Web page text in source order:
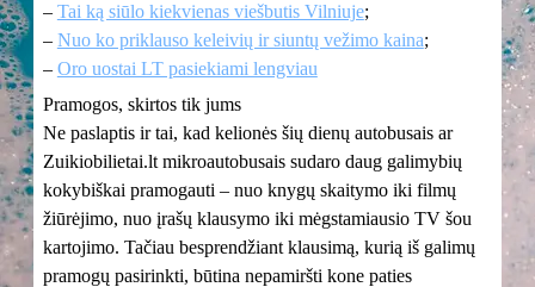
– Tai ką siūlo kiekvienas viešbutis Vilniuje;
– Nuo ko priklauso keleivių ir siuntų vežimo kaina;
– Oro uostai LT pasiekiami lengviau
Pramogos, skirtos tik jums
Ne paslaptis ir tai, kad kelionės šių dienų autobusais ar
Zuikiobilietai.lt mikroautobusais sudaro daug galimybių
kokybiškai pramogauti – nuo knygų skaitymo iki filmų
žiūrėjimo, nuo įrašų klausymo iki mėgstamiausio TV šou
kartojimo. Tačiau besprendžiant klausimą, kurią iš galimų
pramogų pasirinkti, būtina nepamiršti kone paties